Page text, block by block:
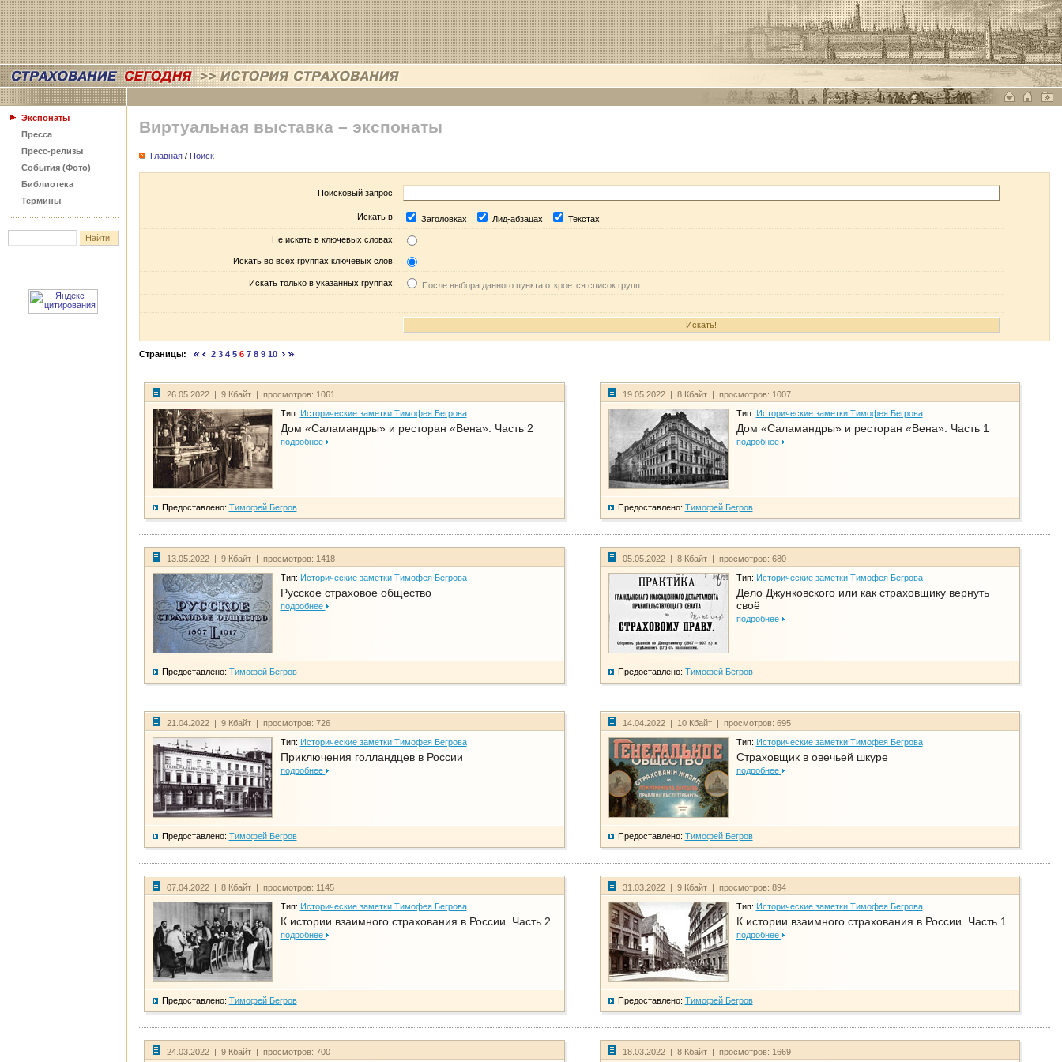
Экспонаты
Пресса
Пресс-релизы
События (Фото)
Библиотека
Термины
Виртуальная выставка – экспонаты
Главная / Поиск
Поисковый запрос:
Искать в: Заголовках Лид-абзацах Текстах
Не искать в ключевых словах:
Искать во всех группах ключевых слов:
Искать только в указанных группах: После выбора данного пункта откроется список групп
Страницы: 2 3 4 5 6 7 8 9 10
26.05.2022 | 9 Кбайт | просмотров: 1061
Тип: Исторические заметки Тимофея Бегрова
Дом «Саламандры» и ресторан «Вена». Часть 2
подробнее
Предоставлено: Тимофей Бегров
19.05.2022 | 8 Кбайт | просмотров: 1007
Тип: Исторические заметки Тимофея Бегрова
Дом «Саламандры» и ресторан «Вена». Часть 1
подробнее
Предоставлено: Тимофей Бегров
13.05.2022 | 9 Кбайт | просмотров: 1418
Тип: Исторические заметки Тимофея Бегрова
Русское страховое общество
подробнее
Предоставлено: Тимофей Бегров
05.05.2022 | 8 Кбайт | просмотров: 680
Тип: Исторические заметки Тимофея Бегрова
Дело Джунковского или как страховщику вернуть
своё
подробнее
Предоставлено: Тимофей Бегров
21.04.2022 | 9 Кбайт | просмотров: 726
Тип: Исторические заметки Тимофея Бегрова
Приключения голландцев в России
подробнее
Предоставлено: Тимофей Бегров
14.04.2022 | 10 Кбайт | просмотров: 695
Тип: Исторические заметки Тимофея Бегрова
Страховщик в овечьей шкуре
подробнее
Предоставлено: Тимофей Бегров
07.04.2022 | 8 Кбайт | просмотров: 1145
Тип: Исторические заметки Тимофея Бегрова
К истории взаимного страхования в России. Часть 2
подробнее
Предоставлено: Тимофей Бегров
31.03.2022 | 9 Кбайт | просмотров: 894
Тип: Исторические заметки Тимофея Бегрова
К истории взаимного страхования в России. Часть 1
подробнее
Предоставлено: Тимофей Бегров
24.03.2022 | 9 Кбайт | просмотров: 700 18.03.2022 | 8 Кбайт | просмотров: 1669